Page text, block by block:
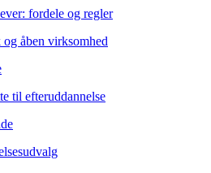
fordele og regler
åben virksomhed
til efteruddannelse